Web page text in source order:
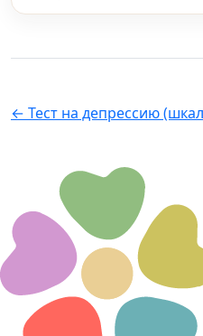
← Тест на депрессию